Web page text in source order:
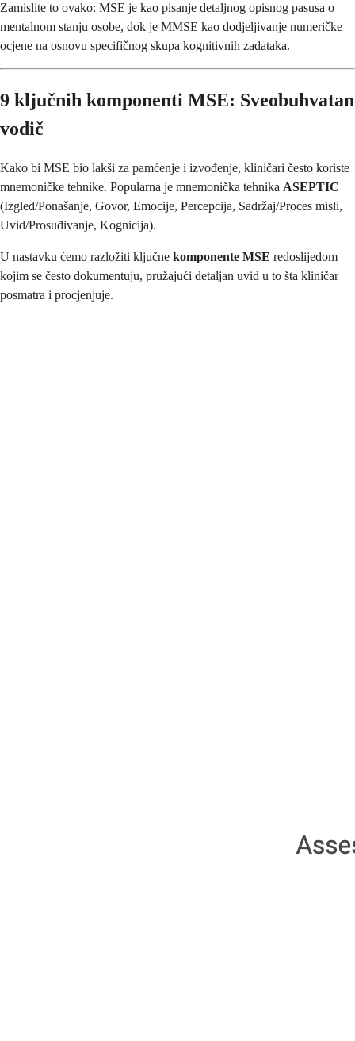
Zamislite to ovako: MSE je kao pisanje detaljnog opisnog pasusa o
mentalnom stanju osobe, dok je MMSE kao dodjeljivanje numeričke
ocjene na osnovu specifičnog skupa kognitivnih zadataka.
9 ključnih komponenti MSE: Sveobuhvatan
vodič
Kako bi MSE bio lakši za pamćenje i izvođenje, kliničari često koriste
mnemoničke tehnike. Popularna je mnemonička tehnika ASEPTIC
(Izgled/Ponašanje, Govor, Emocije, Percepcija, Sadržaj/Proces misli,
Uvid/Prosuđivanje, Kognicija).
U nastavku ćemo razložiti ključne komponente MSE redoslijedom
kojim se često dokumentuju, pružajući detaljan uvid u to šta kliničar
posmatra i procjenjuje.